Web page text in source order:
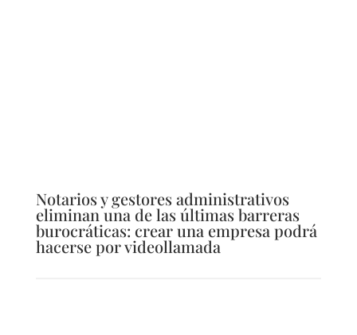
Notarios y gestores administrativos
eliminan una de las últimas barreras
burocráticas: crear una empresa podrá
hacerse por videollamada